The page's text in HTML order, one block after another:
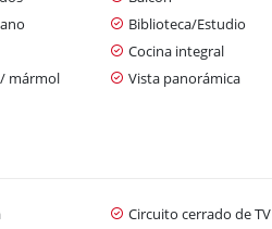
Biblioteca/Estudio
Cocina integral
mármol
Vista panorámica
Circuito cerrado de TV